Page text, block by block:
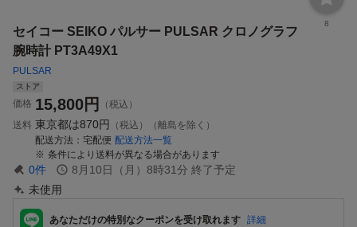
8
セイコー SEIKO パルサー PULSAR クロノグラフ
腕時計 PT3A49X1
PULSAR
ストア
価格 15,800円
（税込）
送料 東京都は870円
（税込）（離島を除く）
配送方法
宅配便 配送方法一覧
条件により送料が異なる場合があります
0件 8月10日（月）8時31分 終了予定
未使用
あなただけの特別なクーポンを受け取れます 詳細